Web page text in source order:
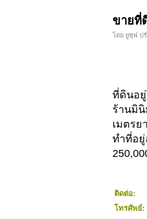
ขายที่
โดย ยูซุฟ ปรั
ที่ดินอ
ร้านมิ
เมตรย
ทำที่อ
ติดต่อ:
โทรศัพย์: